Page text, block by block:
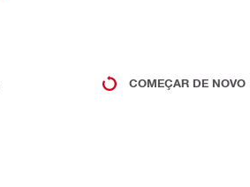
COMEÇAR DE NOVO